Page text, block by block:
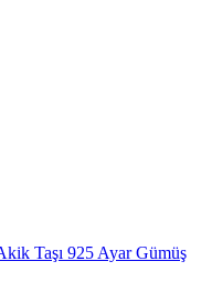
Taşı 925 Ayar Gümüş